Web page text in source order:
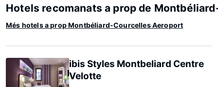
Hotels recomanats a prop de
Més hotels a prop Montbéliard-Courcelles Aeroport
ibis Styles Montbeliard Centre
Velotte